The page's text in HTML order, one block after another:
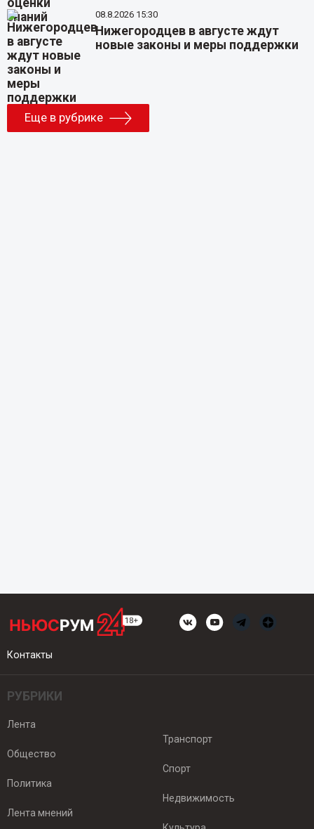
08.8.2026 15:30
Нижегородцев в августе ждут
новые законы и меры поддержки
Еще в рубрике
Контакты
РУБРИКИ
Лента
Общество
Политика
Лента мнений
Транспорт
Спорт
Недвижимость